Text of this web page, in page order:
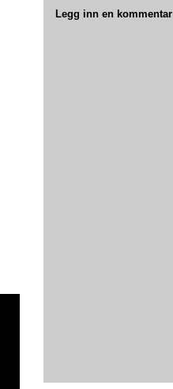
Legg inn en kommentar